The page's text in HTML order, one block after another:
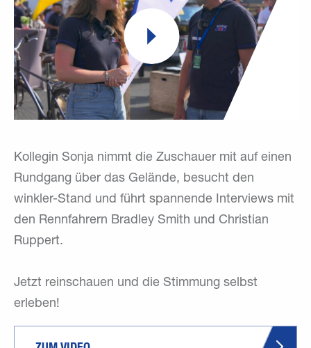
Kollegin Sonja nimmt die Zuschauer mit auf einen
Rundgang über das Gelände, besucht den
winkler-Stand und führt spannende Interviews mit
den Rennfahrern Bradley Smith und Christian
Ruppert.
Jetzt reinschauen und die Stimmung selbst
erleben!